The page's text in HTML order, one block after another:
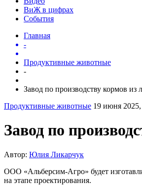
ВиЖ в цифрах
События
Главная
-
Продуктивные животные
-
Завод по производству кормов из
Продуктивные животные 19 июня
Завод по
Автор: Юлия Ликарчук
ООО «Альберсим-Агро» будет
на этапе проектирования.